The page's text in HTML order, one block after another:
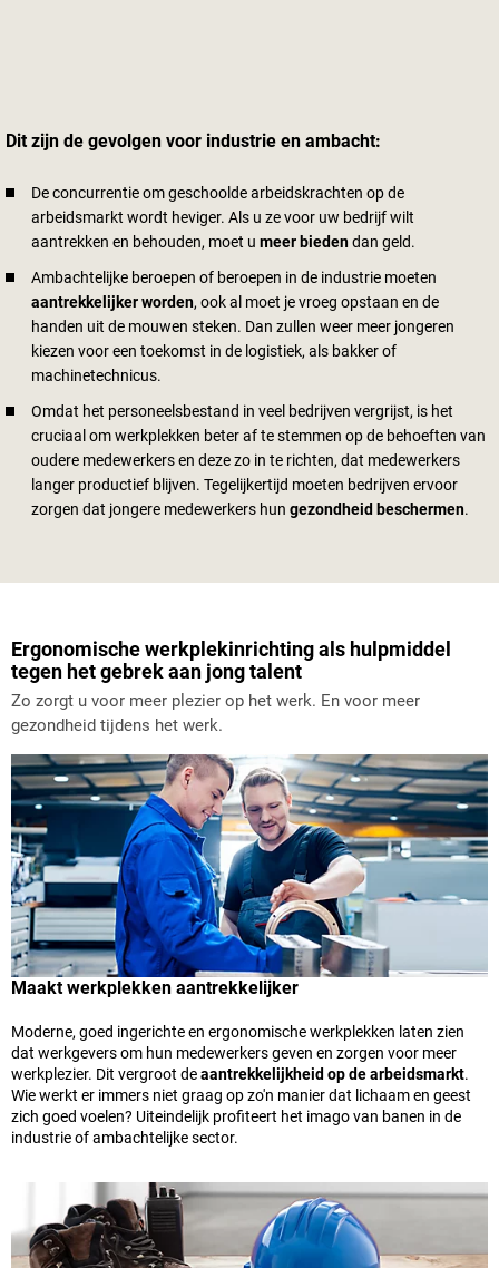
Dit zijn de gevolgen voor industrie en ambacht:
De concurrentie om geschoolde arbeidskrachten op de
arbeidsmarkt wordt heviger. Als u ze voor uw bedrijf wilt
aantrekken en behouden, moet u meer biedendan geld.
Ambachtelijke beroepen of beroepen in de industrie moeten
aantrekkelijker worden, ook al moet je vroeg opstaan en de
handen uit de mouwen steken. Dan zullen weer meer jongeren
kiezen voor een toekomst in de logistiek, als bakker of
machinetechnicus.
Omdat het personeelsbestand in veel bedrijven vergrijst, is het
cruciaal om werkplekken beter af te stemmen op de behoeften van
oudere medewerkers en deze zo in te richten, dat medewerkers
langer productief blijven. Tegelijkertijd moeten bedrijven ervoor
zorgen dat jongere medewerkers hun gezondheid beschermen.
Ergonomische werkplekinrichting als hulpmiddel
tegen het gebrek aan jong talent
Zo zorgt u voor meer plezier op het werk. En voor meer
gezondheid tijdens het werk.
Maakt werkplekken aantrekkelijker
Moderne, goed ingerichte en ergonomische werkplekken laten zien
dat werkgevers om hun medewerkers geven en zorgen voor meer
werkplezier. Dit vergroot deaantrekkelijkheid op de arbeidsmarkt.
Wie werkt er immers niet graag op zo'n manier dat lichaam en geest
zich goed voelen? Uiteindelijk profiteert het imago van banen in de
industrie of ambachtelijke sector.